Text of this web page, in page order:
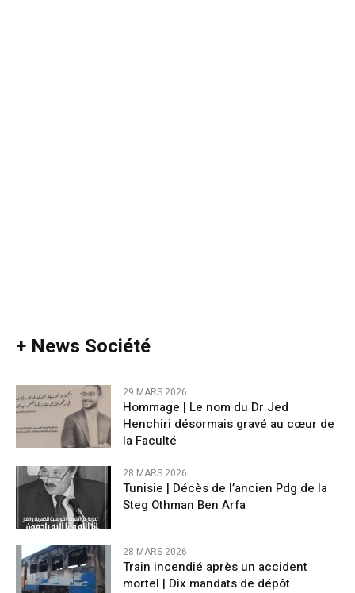
+ News Société
29 MARS 2026
Hommage | Le nom du Dr Jed
Henchiri désormais gravé au cœur de
la Faculté
28 MARS 2026
Tunisie | Décès de l’ancien Pdg de la
Steg Othman Ben Arfa
28 MARS 2026
Train incendié après un accident
mortel | Dix mandats de dépôt